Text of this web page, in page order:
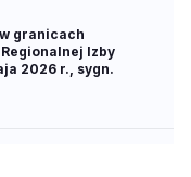
granicach
Izby
2026 r., sygn.